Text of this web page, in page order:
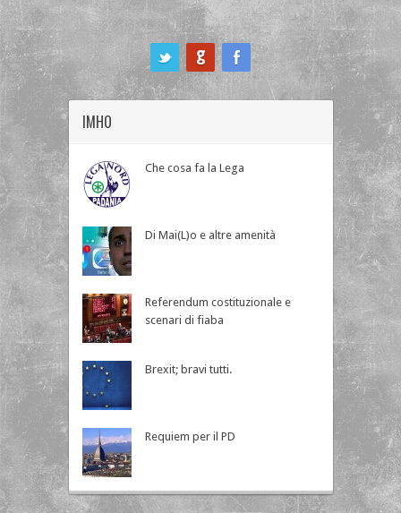
IMHO
Che cosa fa la Lega
Di Mai(L)o e altre amenità
Referendum costituzionale e
scenari di fiaba
Brexit; bravi tutti.
Requiem per il PD